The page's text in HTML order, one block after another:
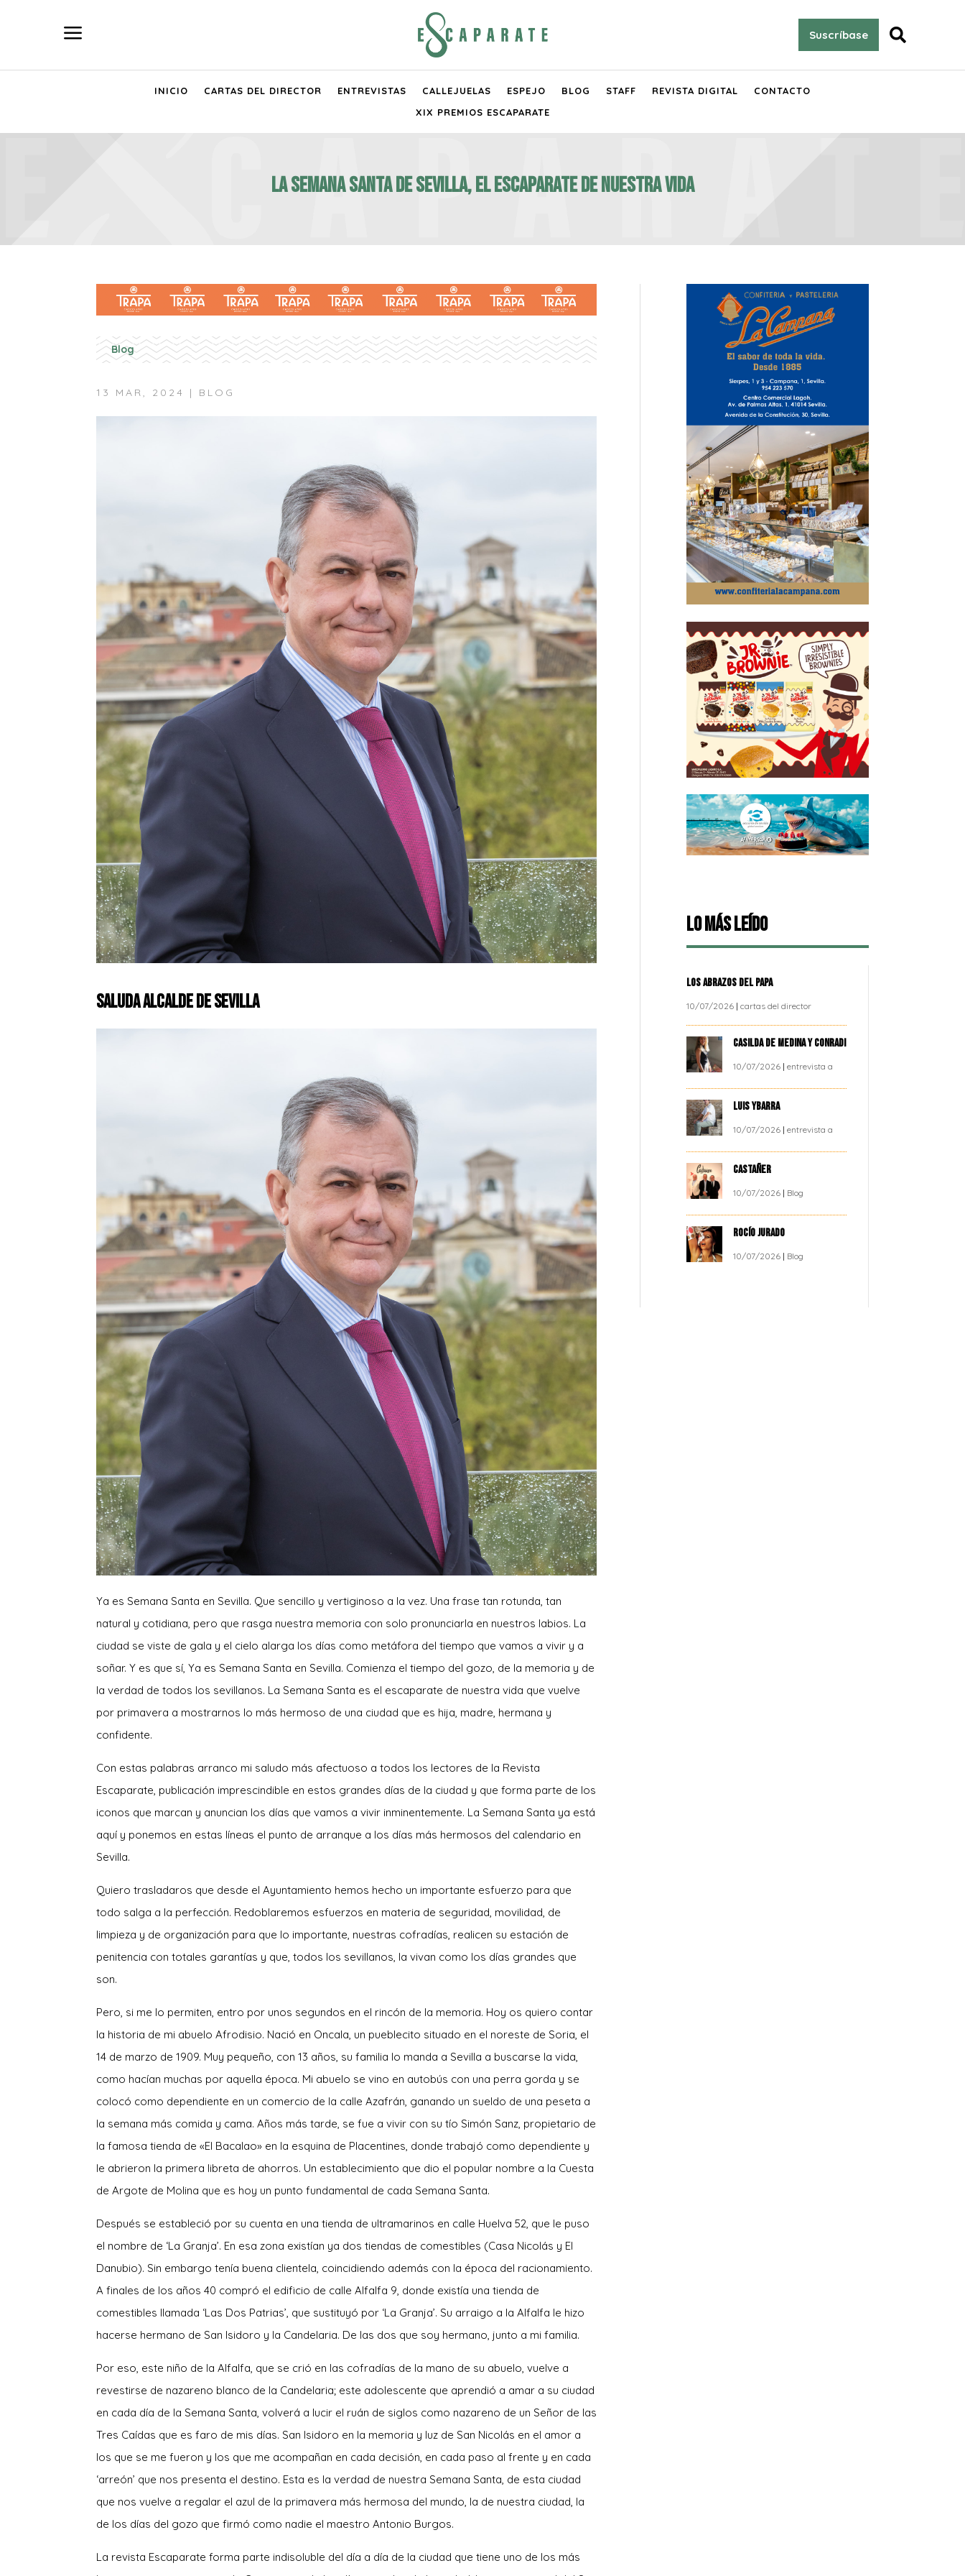
a Suscríbase 
INICIO CARTAS DEL DIRECTOR ENTREVISTAS CALLEJUELAS ESPEJO BLOG STAFF REVISTA DIGITAL
CONTACTO
XIX PREMIOS ESCAPARATE
LA SEMANA SANTA DE SEVILLA, EL ESCAPARATE DE NUESTRA VIDA
Blog
13 MAR, 2024 | BLOG
Saluda Alcalde de Sevilla
Ya es Semana Santa en Sevilla. Que sencillo y vertiginoso a la vez. Una frase tan rotunda, tan
natural y cotidiana, pero que rasga nuestra memoria con solo pronunciarla en nuestros labios. La
ciudad se viste de gala y el cielo alarga los días como metáfora del tiempo que vamos a vivir y a
soñar. Y es que sí, Ya es Semana Santa en Sevilla. Comienza el tiempo del gozo, de la memoria y de
la verdad de todos los sevillanos. La Semana Santa es el escaparate de nuestra vida que vuelve
por primavera a mostrarnos lo más hermoso de una ciudad que es hija, madre, hermana y
confidente.
Con estas palabras arranco mi saludo más afectuoso a todos los lectores de la Revista
Escaparate, publicación imprescindible en estos grandes días de la ciudad y que forma parte de los
iconos que marcan y anuncian los días que vamos a vivir inminentemente. La Semana Santa ya está
aquí y ponemos en estas líneas el punto de arranque a los días más hermosos del calendario en
Sevilla.
Quiero trasladaros que desde el Ayuntamiento hemos hecho un importante esfuerzo para que
todo salga a la perfección. Redoblaremos esfuerzos en materia de seguridad, movilidad, de
limpieza y de organización para que lo importante, nuestras cofradías, realicen su estación de
penitencia con totales garantías y que, todos los sevillanos, la vivan como los días grandes que
son.
Pero, si me lo permiten, entro por unos segundos en el rincón de la memoria. Hoy os quiero contar
la historia de mi abuelo Afrodisio. Nació en Oncala, un pueblecito situado en el noreste de Soria, el
14 de marzo de 1909. Muy pequeño, con 13 años, su familia lo manda a Sevilla a buscarse la vida,
como hacían muchas por aquella época. Mi abuelo se vino en autobús con una perra gorda y se
colocó como dependiente en un comercio de la calle Azafrán, ganando un sueldo de una peseta a
la semana más comida y cama. Años más tarde, se fue a vivir con su tío Simón Sanz, propietario de
la famosa tienda de «El Bacalao» en la esquina de Placentines, donde trabajó como dependiente y
le abrieron la primera libreta de ahorros. Un establecimiento que dio el popular nombre a la Cuesta
de Argote de Molina que es hoy un punto fundamental de cada Semana Santa.
Después se estableció por su cuenta en una tienda de ultramarinos en calle Huelva 52, que le puso
el nombre de ‘La Granja’. En esa zona existían ya dos tiendas de comestibles (Casa Nicolás y El
Danubio). Sin embargo tenía buena clientela, coincidiendo además con la época del racionamiento.
A finales de los años 40 compró el edificio de calle Alfalfa 9, donde existía una tienda de
comestibles llamada ‘Las Dos Patrias’, que sustituyó por ‘La Granja’. Su arraigo a la Alfalfa le hizo
hacerse hermano de San Isidoro y la Candelaria. De las dos que soy hermano, junto a mi familia.
Por eso, este niño de la Alfalfa, que se crió en las cofradías de la mano de su abuelo, vuelve a
revestirse de nazareno blanco de la Candelaria; este adolescente que aprendió a amar a su ciudad
en cada día de la Semana Santa, volverá a lucir el ruán de siglos como nazareno de un Señor de las
Tres Caídas que es faro de mis días. San Isidoro en la memoria y luz de San Nicolás en el amor a
los que se me fueron y los que me acompañan en cada decisión, en cada paso al frente y en cada
‘arreón’ que nos presenta el destino. Esta es la verdad de nuestra Semana Santa, de esta ciudad
que nos vuelve a regalar el azul de la primavera más hermosa del mundo, la de nuestra ciudad, la
de los días del gozo que firmó como nadie el maestro Antonio Burgos.
La revista Escaparate forma parte indisoluble del día a día de la ciudad que tiene uno de los más
Lo más leído
LOS ABRAZOS DEL PAPA
10/07/2026 |cartas del director
CASILDA DE MEDINA Y CONRADI
10/07/2026 |entrevista a
LUIS YBARRA
10/07/2026 |entrevista a
CASTAÑER
10/07/2026 | Blog
ROCÍO JURADO
10/07/2026 | Blog